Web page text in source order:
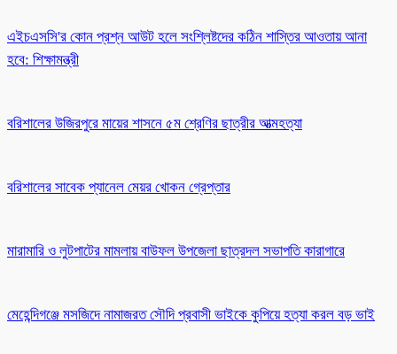
এইচএসসি'র কোন প্রশ্ন আউট হলে সংশ্লিষ্টদের কঠিন শাস্তির আওতায় আনা
হবে: শিক্ষামন্ত্রী
বরিশালের উজিরপুরে মায়ের শাসনে ৫ম শ্রেণির ছাত্রীর আত্মহত্যা
বরিশালের সাবেক প্যানেল মেয়র খোকন গ্রেপ্তার
মারামারি ও লুটপাটের মামলায় বাউফল উপজেলা ছাত্রদল সভাপতি কারাগারে
মেহেন্দিগঞ্জে মসজিদে নামাজরত সৌদি প্রবাসী ভাইকে কুপিয়ে হত্যা করল বড় ভাই